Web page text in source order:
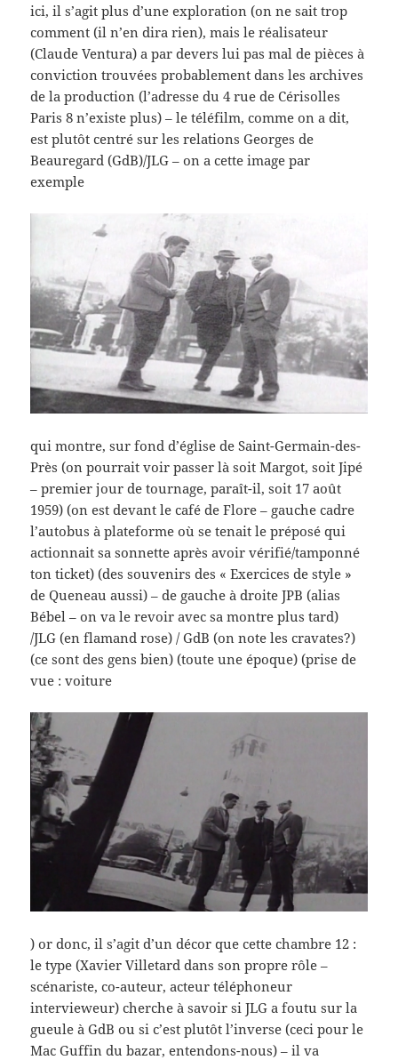
ici, il s’agit plus d’une exploration (on ne sait trop
comment (il n’en dira rien), mais le réalisateur
(Claude Ventura) a par devers lui pas mal de pièces à
conviction trouvées probablement dans les archives
de la production (l’adresse du 4 rue de Cérisolles
Paris 8 n’existe plus) – le téléfilm, comme on a dit,
est plutôt centré sur les relations Georges de
Beauregard (GdB)/JLG – on a cette image par
exemple
qui montre, sur fond d’église de Saint-Germain-des-
Près (on pourrait voir passer là soit Margot, soit Jipé
– premier jour de tournage, paraît-il, soit 17 août
1959) (on est devant le café de Flore – gauche cadre
l’autobus à plateforme où se tenait le préposé qui
actionnait sa sonnette après avoir vérifié/tamponné
ton ticket) (des souvenirs des « Exercices de style »
de Queneau aussi) – de gauche à droite JPB (alias
Bébel – on va le revoir avec sa montre plus tard)
/JLG (en flamand rose) / GdB (on note les cravates?)
(ce sont des gens bien) (toute une époque) (prise de
vue : voiture
) or donc, il s’agit d’un décor que cette chambre 12 :
le type (Xavier Villetard dans son propre rôle –
scénariste, co-auteur, acteur téléphoneur
intervieweur) cherche à savoir si JLG a foutu sur la
gueule à GdB ou si c’est plutôt l’inverse (ceci pour le
Mac Guffin du bazar, entendons-nous) – il va